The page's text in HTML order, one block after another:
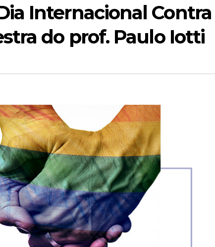
Internacional Contra
do prof. Paulo Iotti